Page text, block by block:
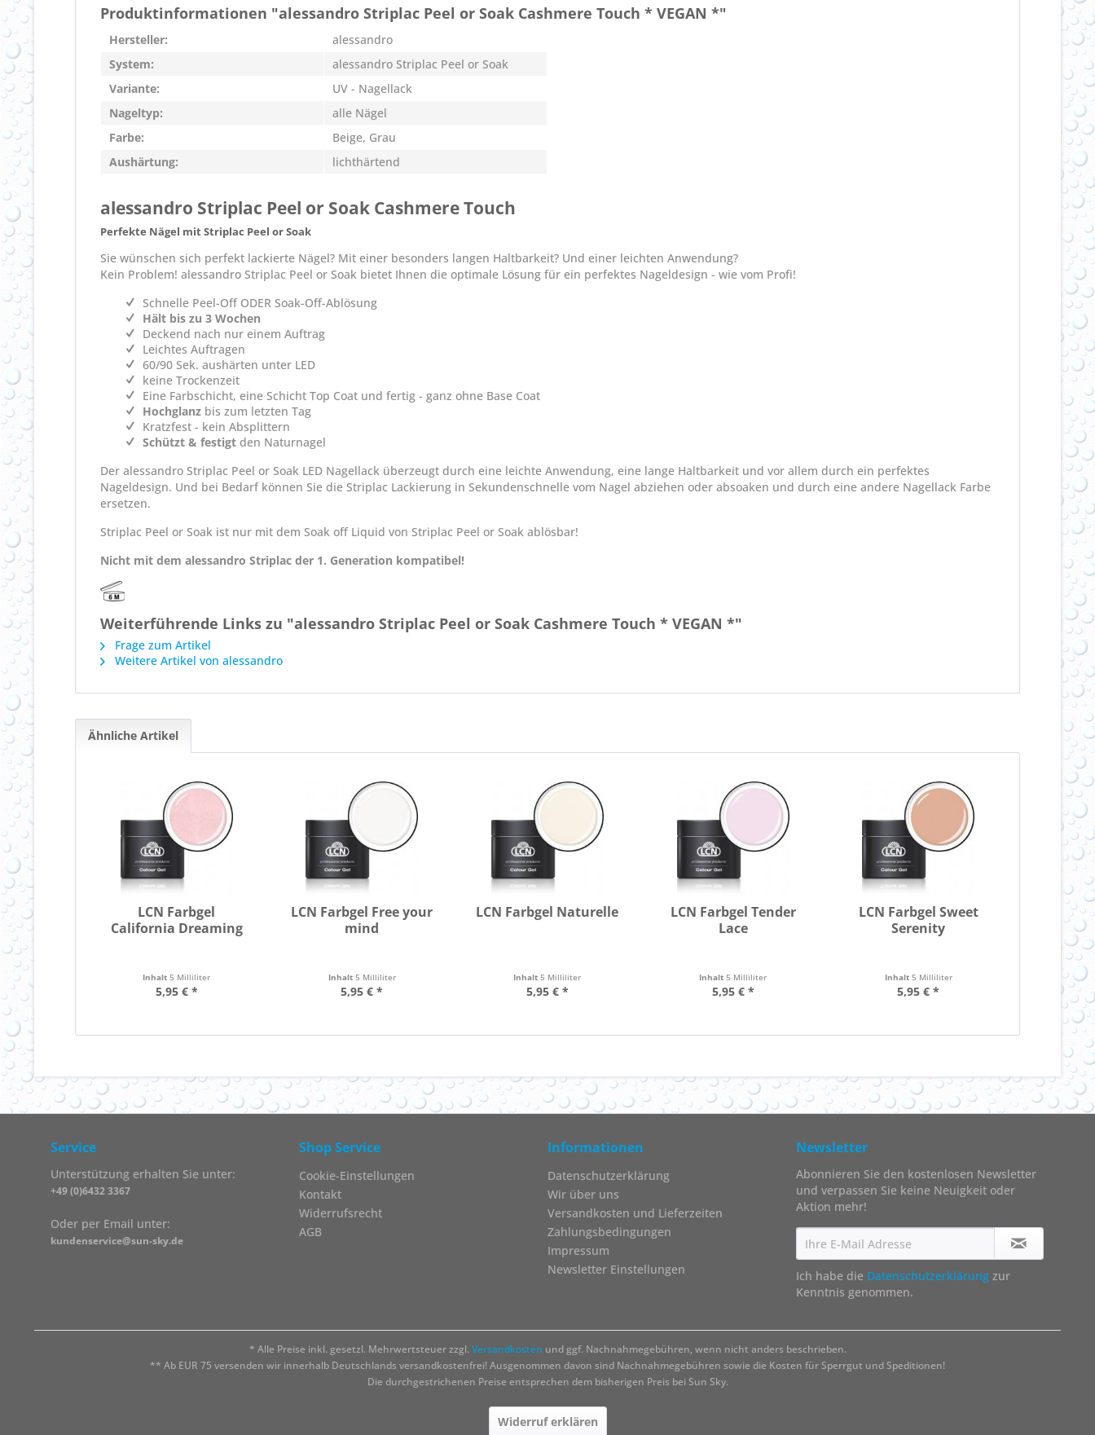
Produktinformationen "alessandro Striplac Peel or Soak Cashmere Touch * VEGAN *"
Hersteller:
alessandro
System:
alessandro Striplac Peel or Soak
Variante:
UV - Nagellack
Nageltyp:
alle Nägel
Farbe:
Beige, Grau
Aushärtung:
lichthärtend
alessandro Striplac Peel or Soak Cashmere Touch
Perfekte Nägel mit Striplac Peel or Soak
Sie wünschen sich perfekt lackierte Nägel? Mit einer besonders langen Haltbarkeit? Und einer leichten Anwendung?
Kein Problem! alessandro Striplac Peel or Soak bietet Ihnen die optimale Lösung für ein perfektes Nageldesign - wie vom Profi!
Schnelle Peel-Off ODER Soak-Off-Ablösung
Hält bis zu 3 Wochen
Deckend nach nur einem Auftrag
Leichtes Auftragen
60/90 Sek. aushärten unter LED
keine Trockenzeit
Eine Farbschicht, eine Schicht Top Coat und fertig - ganz ohne Base Coat
Hochglanz bis zum letzten Tag
Kratzfest - kein Absplittern
Schützt & festigt den Naturnagel
Der alessandro Striplac Peel or Soak LED Nagellack überzeugt durch eine leichte Anwendung, eine lange Haltbarkeit und vor allem durch ein perfektes
Nageldesign. Und bei Bedarf können Sie die Striplac Lackierung in Sekundenschnelle vom Nagel abziehen oder absoaken und durch eine andere Nagellack Farbe
ersetzen.
Striplac Peel or Soak ist nur mit dem Soak off Liquid von Striplac Peel or Soak ablösbar!
Nicht mit dem alessandro Striplac der 1. Generation kompatibel!
Weiterführende Links zu "alessandro Striplac Peel or Soak Cashmere Touch * VEGAN *"
Frage zum Artikel
Weitere Artikel von alessandro
Ähnliche Artikel
LCN Farbgel
California Dreaming
Inhalt5 Milliliter
5,95 € *
LCN Farbgel Free your
mind
Inhalt 5 Milliliter
5,95 € *
LCN Farbgel Naturelle
Inhalt5 Milliliter
5,95 € *
LCN Farbgel Tender
Lace
Inhalt5 Milliliter
5,95 € *
LCN Farbgel Sweet
Serenity
Inhalt 5 Milliliter
5,95 € *
Service
Unterstützung erhalten Sie unter:
+49 (0)6432 3367
Oder per Email unter:
kundenservice@sun-sky.de
Shop Service
Cookie-Einstellungen
Kontakt
Widerrufsrecht
AGB
Informationen
Datenschutzerklärung
Wir über uns
Versandkosten und Lieferzeiten
Zahlungsbedingungen
Impressum
Newsletter Einstellungen
Newsletter
Abonnieren Sie den kostenlosen Newsletter
und verpassen Sie keine Neuigkeit oder
Aktion mehr!
Ich habe die Datenschutzerklärung zur
Kenntnis genommen.
* Alle Preise inkl. gesetzl. Mehrwertsteuer zzgl. Versandkosten und ggf. Nachnahmegebühren, wenn nicht anders beschrieben.
** Ab EUR 75 versenden wir innerhalb Deutschlands versandkostenfrei! Ausgenommen davon sind Nachnahmegebühren sowie die Kosten für Sperrgut und Speditionen!
Die durchgestrichenen Preise entsprechen dem bisherigen Preis bei Sun Sky.
Widerruf erklären